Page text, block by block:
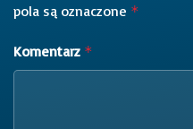
pola są oznaczone *
Komentarz *